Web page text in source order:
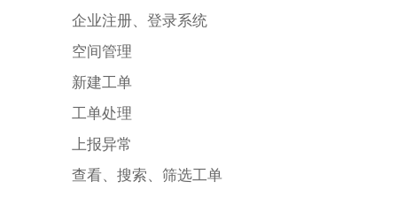
企业注册、登录系统
空间管理
新建工单
工单处理
上报异常
查看、搜索、筛选工单